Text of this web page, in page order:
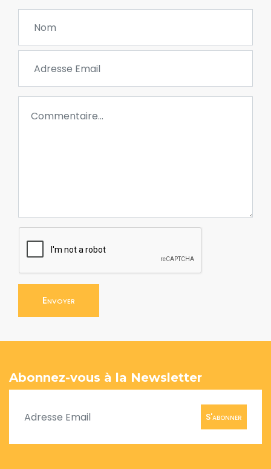
Envoyer
Abonnez-vous à la Newsletter
S'abonner